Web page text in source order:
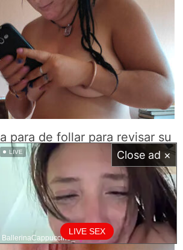
LIVE SEX
LIVE
BallerinaCappuccino_
Close ad ×
para de follar para revisar su